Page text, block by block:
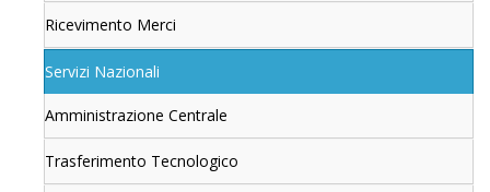
Ricevimento Merci
Servizi Nazionali
Amministrazione Centrale
Trasferimento Tecnologico